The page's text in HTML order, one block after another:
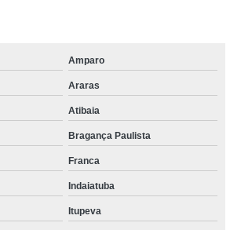
Amparo
Araras
Atibaia
Bragança Paulista
Franca
Indaiatuba
Itupeva